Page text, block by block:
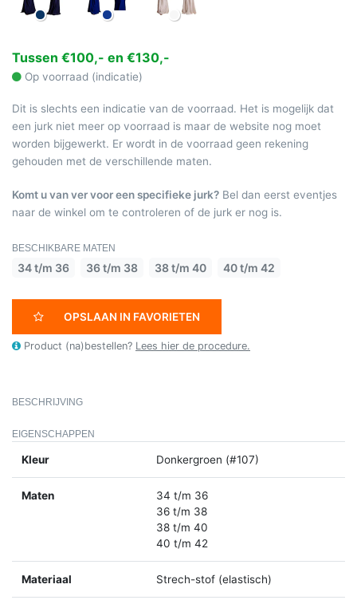
Tussen €100,- en €130,-
Op voorraad (indicatie)
Dit is slechts een indicatie van de voorraad. Het is mogelijk dat
een jurk niet meer op voorraad is maar de website nog moet
worden bijgewerkt. Er wordt in de voorraad geen rekening
gehouden met de verschillende maten.
Komt u van ver voor een specifieke jurk? Bel dan eerst eventjes
naar de winkel om te controleren of de jurk er nog is.
BESCHIKBARE MATEN
34 t/m 36 36 t/m 38 38 t/m 40 40 t/m 42
OPSLAAN IN FAVORIETEN
Product (na)bestellen? Lees hier de procedure.
BESCHRIJVING
EIGENSCHAPPEN
Kleur Donkergroen (#107)
Maten
34 t/m 36
36 t/m 38
38 t/m 40
40 t/m 42
Materiaal Strech-stof (elastisch)